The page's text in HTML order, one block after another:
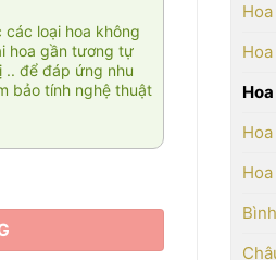
loại hoa không
hoa gần tương tự
.. để đáp ứng nhu
bảo tính nghệ thuật